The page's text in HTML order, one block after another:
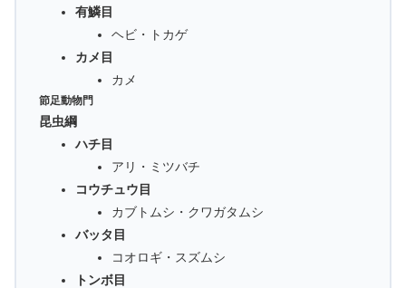
有鱗目
ヘビ・トカゲ
カメ目
カメ
節足動物門
昆虫綱
ハチ目
アリ・ミツバチ
コウチュウ目
カブトムシ・クワガタムシ
バッタ目
コオロギ・スズムシ
トンボ目